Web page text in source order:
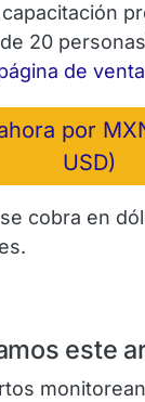
20
de
por
USD)
cobra en
este